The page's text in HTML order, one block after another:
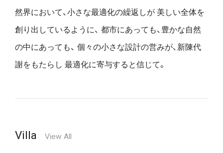
然界において、小さな最適化の繰返しが 美しい全体を
創り出しているように、 都市にあっても、豊かな自然
の中にあっても、 個々の小さな設計の営みが、新陳代
謝をもたらし 最適化に寄与すると信じて。
Villa View All